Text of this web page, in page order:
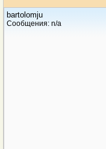
bartolomju
Сообщения: n/a